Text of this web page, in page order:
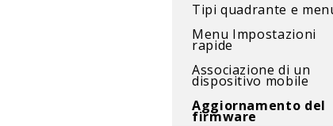
Tipi quadrante e
Menu Impostazioni
rapide
Associazione di un
dispositivo mobile
Aggiornamento del
firmware